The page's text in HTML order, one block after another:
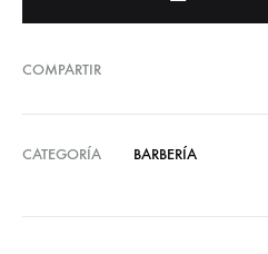
COMPARTIR
CATEGORÍA BARBERÍA